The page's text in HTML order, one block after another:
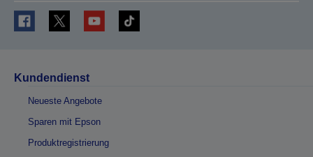
Kundendienst
Neueste Angebote
Sparen mit Epson
Produktregistrierung